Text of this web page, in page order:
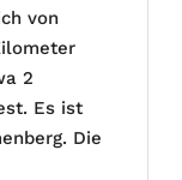
von
2
Es ist
Die